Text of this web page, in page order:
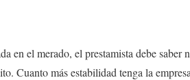
en el merado, el prestamista debe saber
Cuanto más estabilidad tenga la